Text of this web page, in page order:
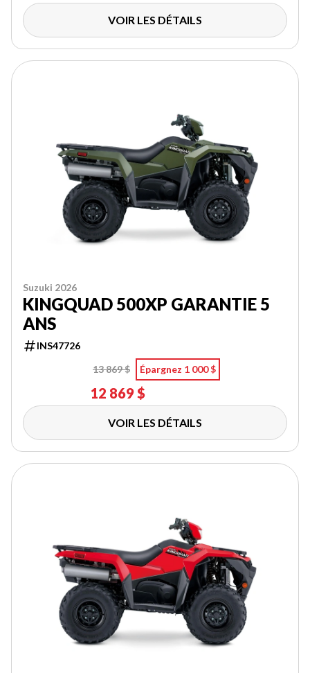
VOIR LES DÉTAILS
Suzuki 2026
KINGQUAD 500XP GARANTIE 5
ANS
INS47726
13 869 $
Épargnez 1 000 $
12 869 $
VOIR LES DÉTAILS